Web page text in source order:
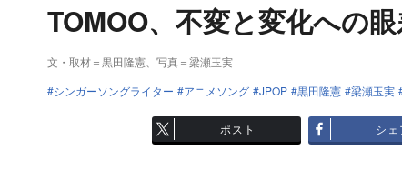
TOMOO、不変と変化への
文・取材＝黒田隆憲、写真＝梁瀬玉実
シンガーソングライター
アニメソング JPOP 黒田隆憲 梁瀬玉実
ポスト シェ